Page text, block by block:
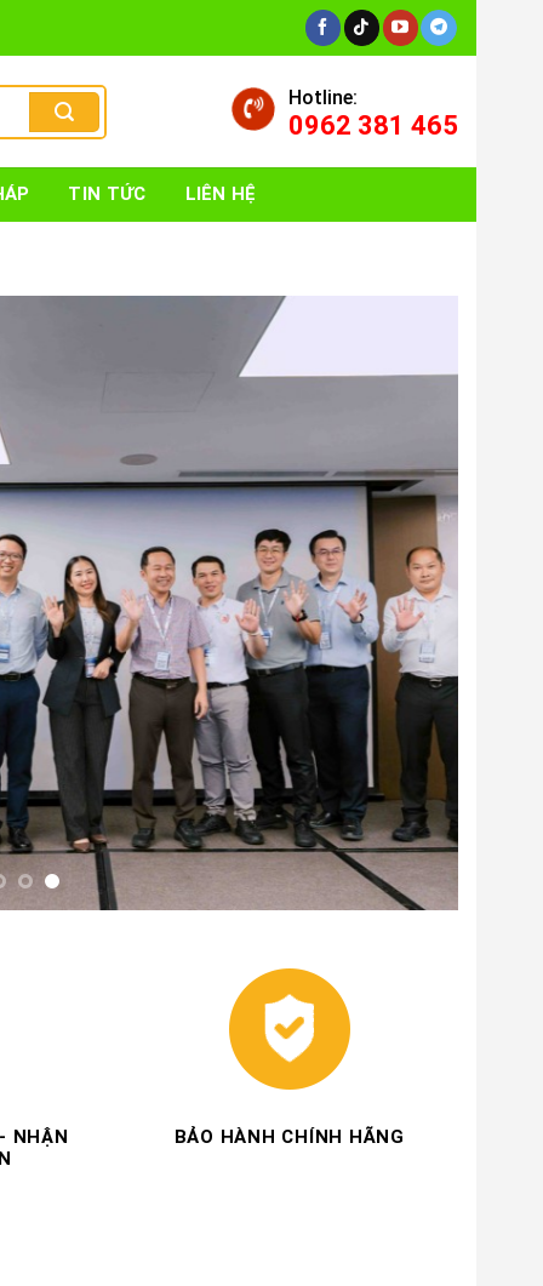
Hotline:
0962 381 465
TIN TỨC LIÊN HỆ
NHẬN
BẢO HÀNH CHÍNH HÃNG